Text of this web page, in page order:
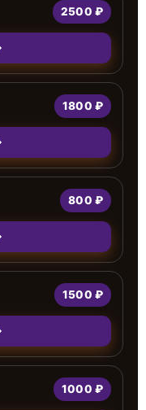
2500 ₽
1800 ₽
800 ₽
1500 ₽
1000 ₽